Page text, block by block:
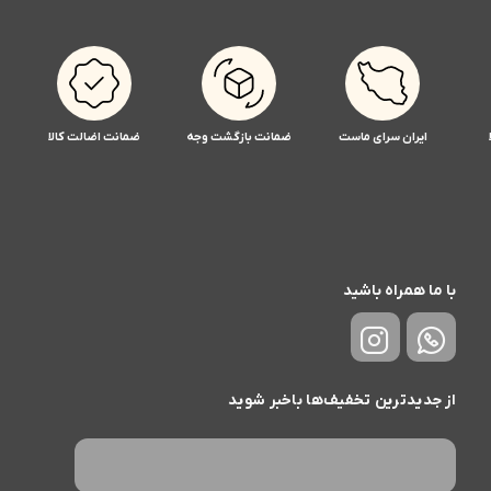
ایران سرای ماست ضمانت بازگشت وجه ضمانت اضالت کالا
با ما همراه باشید
از جدیدترین تخفیف‌ها باخبر شوید